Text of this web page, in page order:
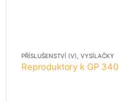
PŘÍSLUŠENSTVÍ (V) VYSÍLAČKY
Reproduktory k GP 340